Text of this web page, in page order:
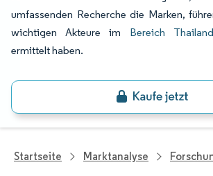
umfassenden Recherche die Marken,
wichtigen Akteure im Bereich
ermittelt haben.
Startseite Marktanalyse